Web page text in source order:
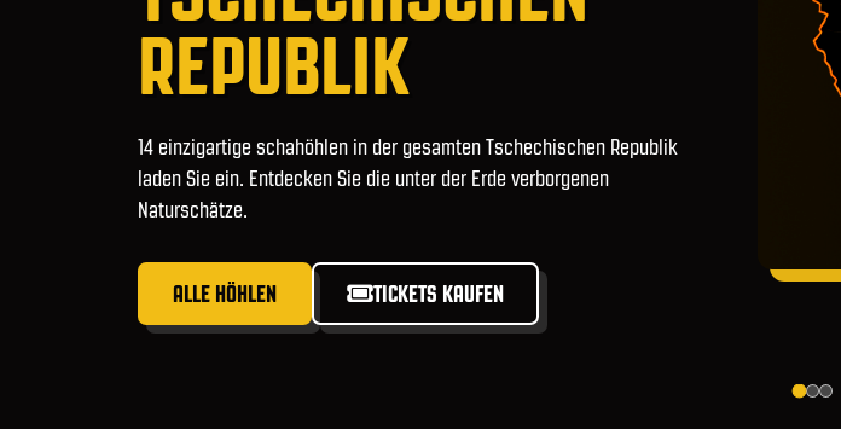
REPUBLIK
14 einzigartige schahöhlen in der gesamten Tschechischen Republik
laden Sie ein. Entdecken Sie die unter der Erde verborgenen
Naturschätze.
ALLE HÖHLEN TICKETS KAUFEN